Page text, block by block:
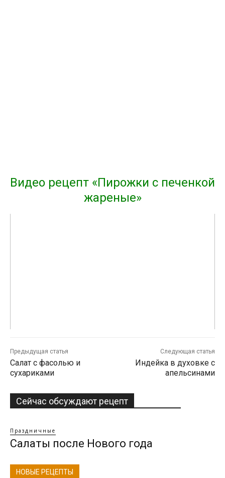
Видео рецепт «Пирожки с печенкой
жареные»
Предыдущая статья
Салат с фасолью и
сухариками
Следующая статья
Индейка в духовке с
апельсинами
Сейчас обсуждают рецепт
Праздничные
Салаты после Нового года
НОВЫЕ РЕЦЕПТЫ